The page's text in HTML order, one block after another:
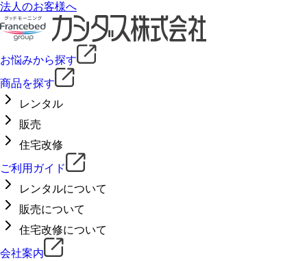
法人のお客様へ
お悩みから探す
商品を探す
レンタル
販売
住宅改修
ご利用ガイド
レンタルについて
販売について
住宅改修について
会社案内